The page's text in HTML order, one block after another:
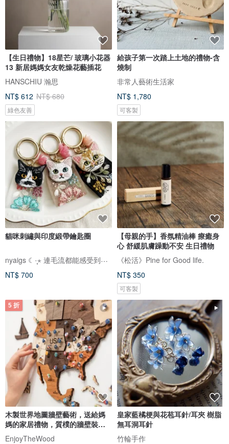
【生日禮物】18星芒/ 玻璃小花器
13 新居媽媽女友乾燥花藝插花
HANSCHIU 瀚思
NT$ 612 NT$ 680
綠色友善
給孩子第一次踏上土地的禮物-含
燒制
非常人藝術生活家
NT$ 1,780
可客製
貓咪刺繡與印度緞帶鑰匙圈
nyaigs ☾·̩͙⋆ 連毛流都能感受到的貓咪刺繡
NT$ 700
【母親的手】香氛精油棒 療癒身
心 舒緩肌膚躁動不安 生日禮物
《松活》Pine for Good life.
NT$ 350
可客製
5 折
木製世界地圖牆壁藝術，送給媽
媽的家居禮物，質樸的牆壁裝
飾，3D 世界地圖
EnjoyTheWood
皇家藍橘梗與花苞耳針/耳夾 樹脂
無耳洞耳針
竹輪手作